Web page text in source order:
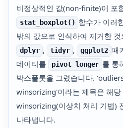
비정상적인 값(non-finite)이 포
stat_boxplot() 함수가 이러
밖의 값으로 인식하여 제거한
dplyr , tidyr , ggplot2 패
데이터를
pivot_longer 를 통
박스플롯을 그렸습니다.
winsorizing'이라는 제목은 해당
winsorizing(이상치 처리 기법)
나타냅니다.